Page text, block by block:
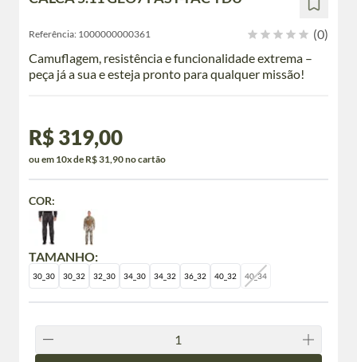
Referência: 1000000000361
(0)
Camuflagem, resistência e funcionalidade extrema –
peça já a sua e esteja pronto para qualquer missão!
R$ 319,00
ou em 10x de R$ 31,90 no cartão
TAMANHO:
30_30 30_32 32_30 34_30 34_32 36_32 40_32 40_34
COR: